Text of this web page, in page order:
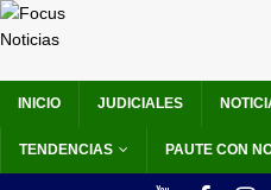
INICIO JUDICIALES
TENDENCIAS PAUTE CON